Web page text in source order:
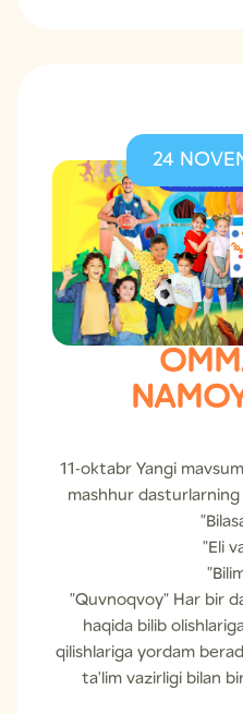
24
11-oktabr Yangi
mashhur
"Eli
"Quvnoqvoy" Har bir
haqida bilib
qilishlariga yordam
ta'lim vazirligi bilan